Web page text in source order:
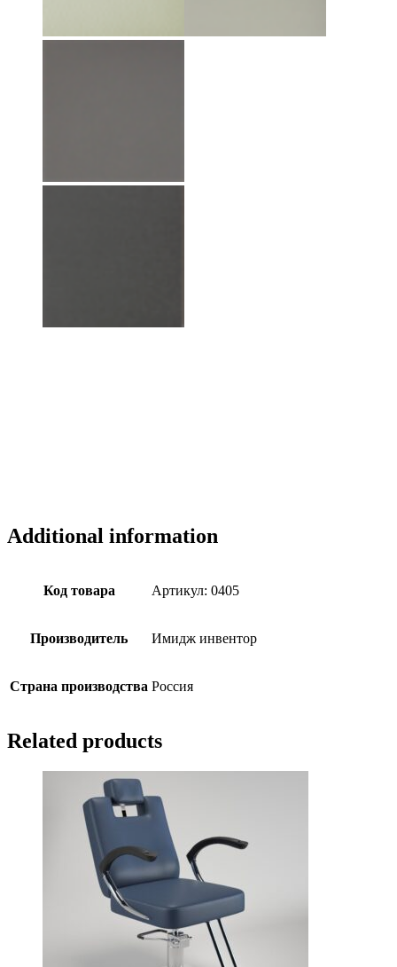
Additional information
Код товара Артикул: 0405
Производитель Имидж инвентор
Страна производства Россия
Related products